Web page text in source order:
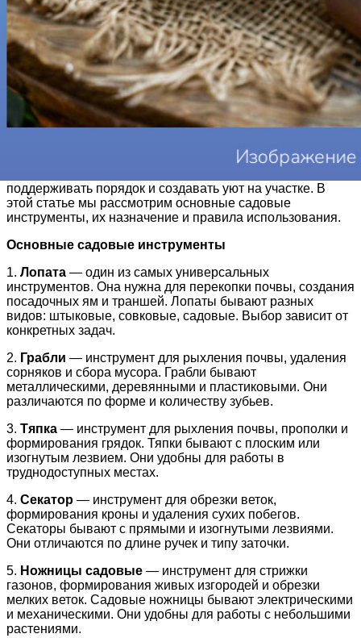
Садовые работы требуют определённых инструментов,
поддерживать порядок и создавать уют на участке. В
этой статье мы рассмотрим основные садовые
инструменты, их назначение и правила использования.
Основные садовые инструменты
1. Лопата — один из самых универсальных
инструментов. Она нужна для перекопки почвы, создания
посадочных ям и траншей. Лопаты бывают разных
видов: штыковые, совковые, садовые. Выбор зависит от
конкретных задач.
2. Грабли — инструмент для рыхления почвы, удаления
сорняков и сбора мусора. Грабли бывают
металлическими, деревянными и пластиковыми. Они
различаются по форме и количеству зубьев.
3. Тяпка — инструмент для рыхления почвы, прополки и
формирования грядок. Тяпки бывают с плоским или
изогнутым лезвием. Они удобны для работы в
труднодоступных местах.
4. Секатор — инструмент для обрезки веток,
формирования кроны и удаления сухих побегов.
Секаторы бывают с прямыми и изогнутыми лезвиями.
Они отличаются по длине ручек и типу заточки.
5. Ножницы садовые — инструмент для стрижки
газонов, формирования живых изгородей и обрезки
мелких веток. Садовые ножницы бывают электрическими
и механическими. Они удобны для работы с небольшими
растениями.